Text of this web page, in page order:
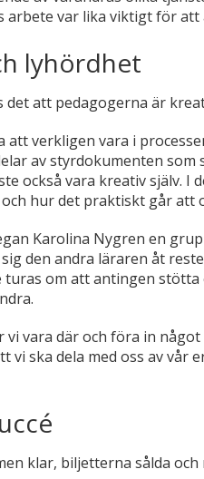
arbete var lika viktigt för
lyhördhet
att pedagogerna är
att verkligen vara i
av styrdokumenten
också vara kreativ själv.
hur det praktiskt går
Karolina Nygren en
den andra läraren åt
om att antingen
vi vara där och föra in
vi ska dela med oss av
klar, biljetterna sålda